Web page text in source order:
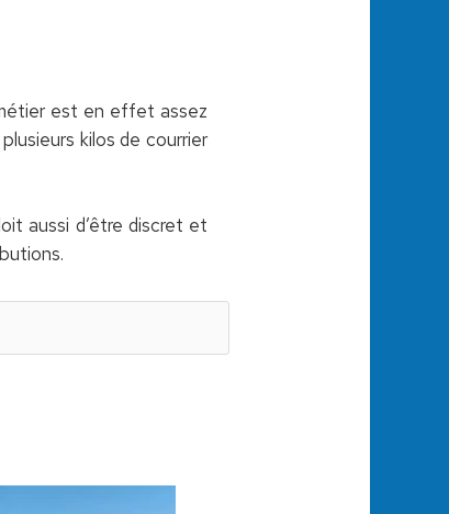
est en effet assez
kilos de courrier
aussi d’être discret et